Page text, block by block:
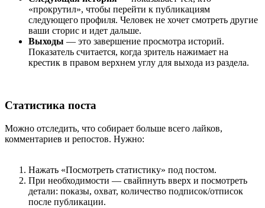
«прокрутил», чтобы перейти к публикациям
следующего профиля. Человек не хочет смотреть другие
ваши сторис и идет дальше.
Выходы — это завершение просмотра историй.
Показатель считается, когда зритель нажимает на
крестик в правом верхнем углу для выхода из раздела.
Статистика поста
Можно отследить, что собирает больше всего лайков,
комментариев и репостов. Нужно:
Нажать «Посмотреть статистику» под постом.
При необходимости — свайпнуть вверх и посмотреть
детали: показы, охват, количество подписок/отписок
после публикации.